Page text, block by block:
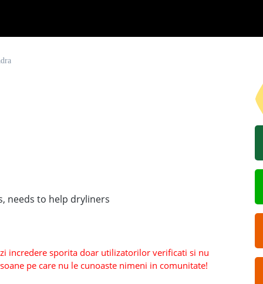
needs to help dryliners
incredere sporita doar utilizatorilor verificati si nu
pe care nu le cunoaste nimeni in comunitate!